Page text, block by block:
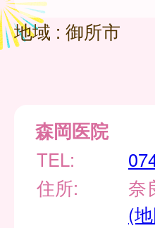
地域 : 御所市
森岡医院
TEL:
住所:
奈
(